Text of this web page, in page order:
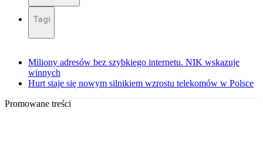
Tagi
Miliony adresów bez szybkiego internetu. NIK wskazuje
winnych
Hurt staje się nowym silnikiem wzrostu telekomów w Polsce
Promowane treści